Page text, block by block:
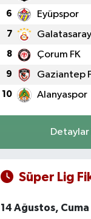
6 Eyüpspor
7 Galatasaray
8 Çorum FK
9 Gaziantep
10 Alanyaspor
Detaylar
Süper Lig
14 Ağustos, Cuma